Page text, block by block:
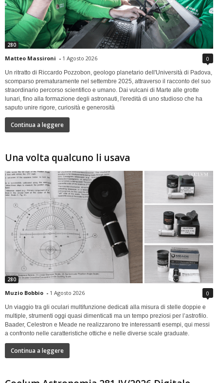
280
Matteo Massironi - 1 Agosto 2026 0
Un ritratto di Riccardo Pozzobon, geologo planetario dell'Università di Padova,
scomparso prematuramente nel settembre 2025, attraverso il racconto del suo
straordinario percorso scientifico e umano. Dai vulcani di Marte alle grotte
lunari, fino alla formazione degli astronauti, l'eredità di uno studioso che ha
saputo unire rigore, curiosità e generosità
Continua a leggere
Una volta qualcuno li usava
280
Muzio Bobbio - 1 Agosto 2026 0
Un viaggio tra gli oculari multifunzione dedicati alla misura di stelle doppie e
multiple, strumenti oggi quasi dimenticati ma un tempo preziosi per l’astrofilo.
Baader, Celestron e Meade ne realizzarono tre interessanti esempi, qui messi
a confronto nelle caratteristiche ottiche e nelle diverse scale graduate.
Continua a leggere